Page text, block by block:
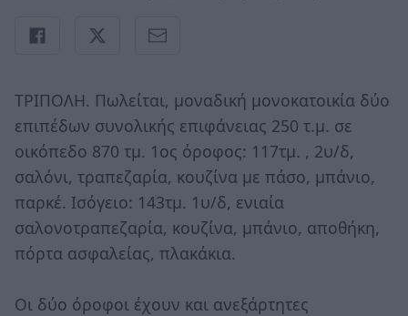
ΤΡΙΠΟΛΗ. Πωλείται, μοναδική μονοκατοικία δύο
επιπέδων συνολικής επιφάνειας 250 τ.μ. σε
οικόπεδο 870 τμ. 1ος όροφος: 117τμ. , 2υ/δ,
σαλόνι, τραπεζαρία, κουζίνα με πάσο, μπάνιο,
παρκέ. Ισόγειο: 143τμ. 1υ/δ, ενιαία
σαλονοτραπεζαρία, κουζίνα, μπάνιο, αποθήκη,
πόρτα ασφαλείας, πλακάκια.
Οι δύο όροφοι έχουν και ανεξάρτητες